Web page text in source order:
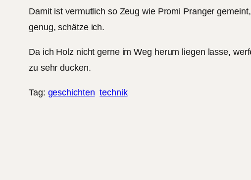
Damit ist vermutlich so Zeug wie Promi Pranger
genug, schätze ich.
Da ich Holz nicht gerne im Weg herum liegen lasse,
zu sehr ducken.
Tag: geschichten technik